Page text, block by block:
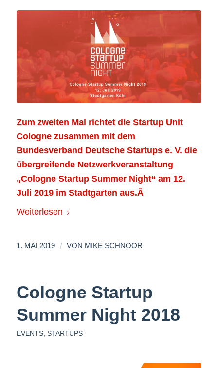
Zum zweiten Mal richtet die Startup Unit
Cologne zusammen mit dem
Bundesverband Deutsche Startups e. V. die
übergreifende Netzwerkveranstaltung
„Cologne Startup Summer Night“ am 12.
Juli 2019 im Stadtgarten aus.Â
Weiterlesen
1. MAI 2019 / VON MIKE SCHNOOR
Cologne Startup
Summer Night 2018
EVENTS, STARTUPS